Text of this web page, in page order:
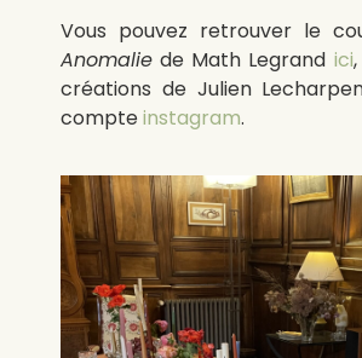
Vous pouvez retrouver le
Anomalie de Math Legrand ici
créations de Julien
compteinstagram.